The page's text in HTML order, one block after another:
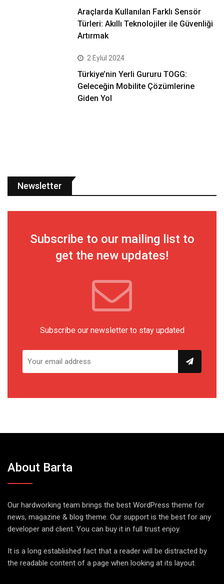
Araçlarda Kullanılan Farklı Sensör
Türleri: Akıllı Teknolojiler ile Güvenliği
Artırmak
2 Eylül 2024
Türkiye’nin Yerli Gururu TOGG:
Geleceğin Mobilite Çözümlerine
Giden Yol
Newsletter
Subscribe to our mailing list to
get the new updates!
Subscribe our newsletter to stay updated
About Barta
Our hardworking team brings the best WordPress theme for
news, magazine & blog theme. Our support is the best for any
developer and client. You can buy it in full trust enjoy.
It is a long established fact that a reader will be distracted by
the readable content of a page when looking at its layout.